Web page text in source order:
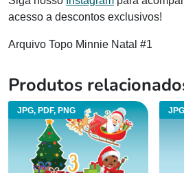
acesso a descontos exclusivos!
Arquivo Topo Minnie Natal #1
Produtos
JPG, PDF, PNG